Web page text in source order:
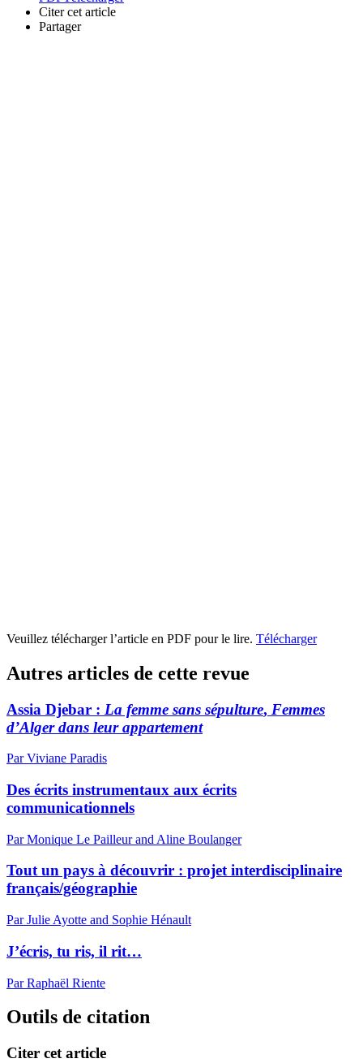
Citer cet article
Partager
Veuillez télécharger l’article en PDF pour le lire. Télécharger
Autres articles de cette revue
Assia Djebar : La femme sans sépulture, Femmes
d’Alger dans leur appartement
Par Viviane Paradis
Des écrits instrumentaux aux écrits
communicationnels
Par Monique Le Pailleur and Aline Boulanger
Tout un pays à découvrir : projet interdisciplinaire
français/géographie
Par Julie Ayotte and Sophie Hénault
J’écris, tu ris, il rit…
Par Raphaël Riente
Outils de citation
Citer cet article